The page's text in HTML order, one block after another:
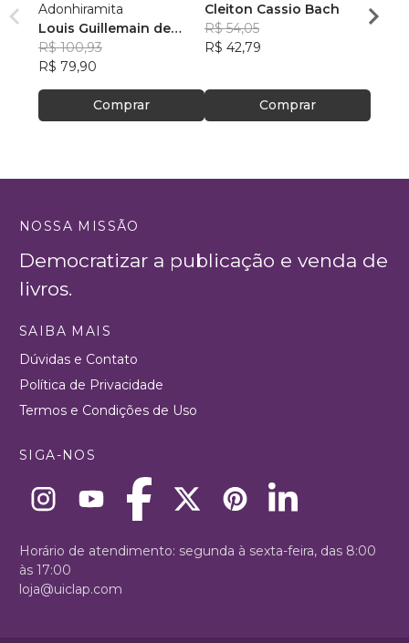
Adonhiramita
Louis Guillemain de
Saint-Victor
R$ 100,93
R$ 79,90
Comprar
Cleiton Cassio Bach
R$ 54,05
R$ 42,79
Comprar
R$
NOSSA MISSÃO
Democratizar a publicação e venda de
livros.
SAIBA MAIS
Dúvidas e Contato
Política de Privacidade
Termos e Condições de Uso
SIGA-NOS
Horário de atendimento: segunda à sexta-feira, das 8:00
às 17:00
loja@uiclap.com